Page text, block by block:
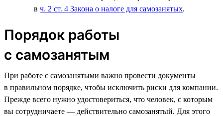
в ч. 2 ст. 4 Закона о налоге для самозанятых.
Порядок работы
с самозанятым
При работе с самозанятыми важно провести документы
в правильном порядке, чтобы исключить риски для компании.
Прежде всего нужно удостовериться, что человек, с которым
вы сотрудничаете — действительно самозанятый. Для этого